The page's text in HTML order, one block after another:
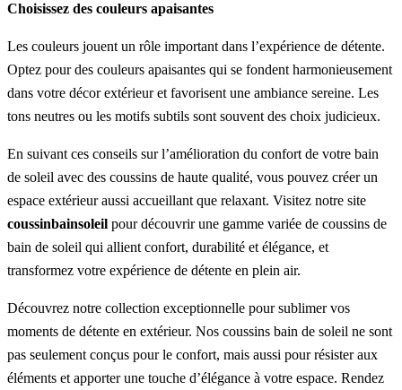
Choisissez des couleurs apaisantes
Les couleurs jouent un rôle important dans l’expérience de détente.
Optez pour des couleurs apaisantes qui se fondent harmonieusement
dans votre décor extérieur et favorisent une ambiance sereine. Les
tons neutres ou les motifs subtils sont souvent des choix judicieux.
En suivant ces conseils sur l’amélioration du confort de votre bain
de soleil avec des coussins de haute qualité, vous pouvez créer un
espace extérieur aussi accueillant que relaxant. Visitez notre site
coussinbainsoleil pour découvrir une gamme variée de coussins de
bain de soleil qui allient confort, durabilité et élégance, et
transformez votre expérience de détente en plein air.
Découvrez notre collection exceptionnelle pour sublimer vos
moments de détente en extérieur. Nos coussins bain de soleil ne sont
pas seulement conçus pour le confort, mais aussi pour résister aux
éléments et apporter une touche d’élégance à votre espace. Rendez